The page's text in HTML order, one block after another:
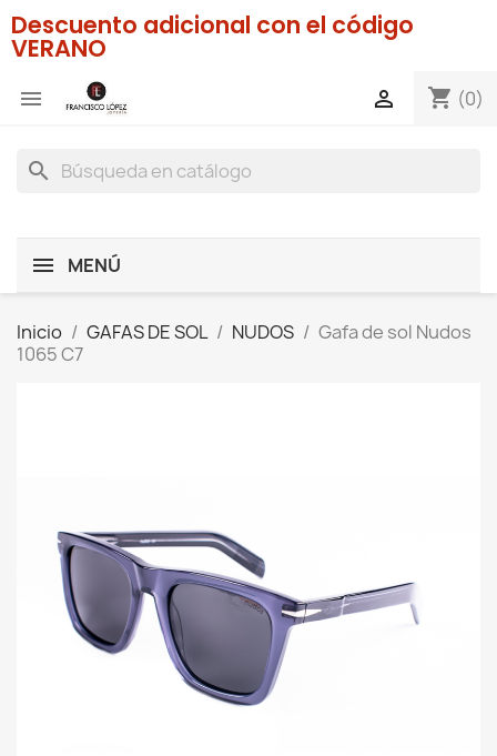
Descuento adicional con el código
VERANO
 shopping_cart (0)

search
MENÚ
Inicio GAFAS DE SOL NUDOS
Gafa de sol Nudos
1065 C7